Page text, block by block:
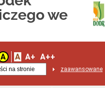
we
A A A+ A++
zaawansowane